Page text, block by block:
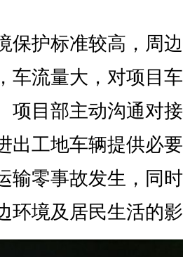
护标准较高，周
车流量大，对项目
项目部主动沟通对
出工地车辆提供必
输零事故发生，同
环境及居民生活的